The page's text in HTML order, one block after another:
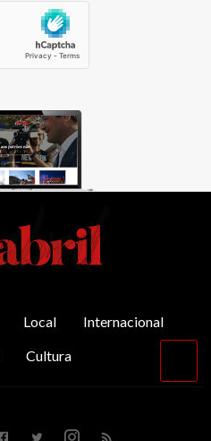
Local
Internacional
Cultura